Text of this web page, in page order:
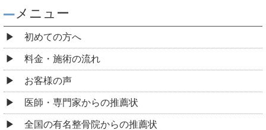
メニュー
初めての方へ
料金・施術の流れ
お客様の声
医師・専門家からの推薦状
全国の有名整骨院からの推薦状